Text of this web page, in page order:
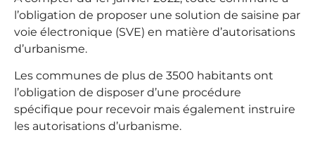
l’obligation de proposer une solution de saisine par
voie électronique (SVE) en matière d’autorisations
d’urbanisme.
Les communes de plus de 3500 habitants ont
l’obligation de disposer d’une procédure
spécifique pour recevoir mais également instruire
les autorisations d’urbanisme.